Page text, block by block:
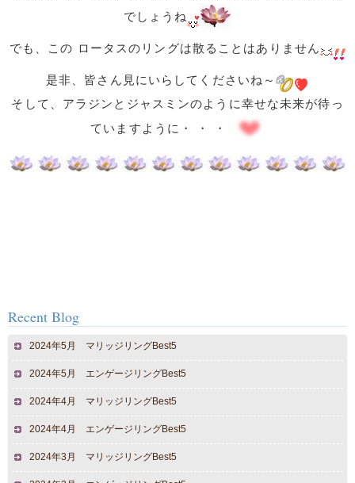
でしょうね
でも、この ロータスのリングは散ることはありません
是非、皆さん見にいらしてくださいね～
そして、アラジンとジャスミンのように幸せな未来が待っ
ていますように・ ・ ・
Recent Blog
2024年5月 マリッジリングBest5
2024年5月 エンゲージリングBest5
2024年4月 マリッジリングBest5
2024年4月 エンゲージリングBest5
2024年3月 マリッジリングBest5